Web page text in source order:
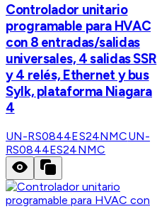
Controlador unitario
programable para HVAC
con 8 entradas/salidas
universales, 4 salidas SSR
y 4 relés, Ethernet y bus
Sylk, plataforma Niagara
4
UN-RS0844ES24NMCUN-
RS0844ES24NMC